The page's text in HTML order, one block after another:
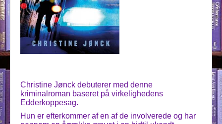
Christine Jønck debuterer med denne
kriminalroman baseret på virkelighedens
Edderkoppesag.
Hun er efterkommer af en af de involverede og har